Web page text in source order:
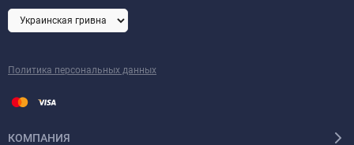
Политика персональных данных
КОМПАНИЯ